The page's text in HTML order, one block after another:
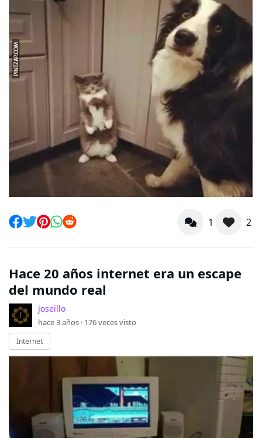
1 2
Hace 20 años internet era un escape
del mundo real
joseillo
hace 3 años · 176veces visto
Internet